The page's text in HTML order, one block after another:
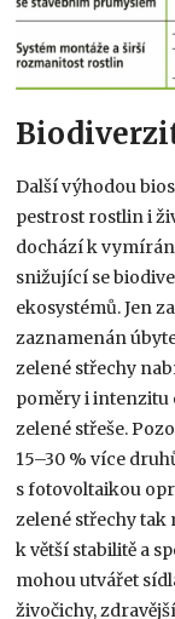
Další výhodou
pestrost rostlin i
dochází k
snižující se
ekosystémů. Jen
zaznamenán
zelené střechy
poměry i
zelené střeše.
15–30 % více
s fotovoltaikou
zelené střechy tak
k větší stabilitě a
mohou utvářet
živočichy,